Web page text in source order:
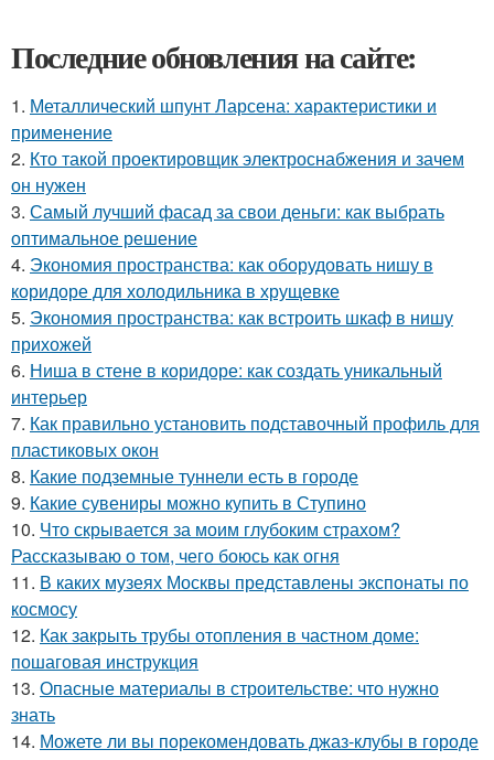
Последние обновления на сайте:
1. Металлический шпунт Ларсена: характеристики и
применение
2. Кто такой проектировщик электроснабжения и зачем
он нужен
3. Самый лучший фасад за свои деньги: как выбрать
оптимальное решение
4. Экономия пространства: как оборудовать нишу в
коридоре для холодильника в хрущевке
5. Экономия пространства: как встроить шкаф в нишу
прихожей
6. Ниша в стене в коридоре: как создать уникальный
интерьер
7. Как правильно установить подставочный профиль для
пластиковых окон
8. Какие подземные туннели есть в городе
9. Какие сувениры можно купить в Ступино
10. Что скрывается за моим глубоким страхом?
Рассказываю о том, чего боюсь как огня
11. В каких музеях Москвы представлены экспонаты по
космосу
12. Как закрыть трубы отопления в частном доме:
пошаговая инструкция
13. Опасные материалы в строительстве: что нужно
знать
14. Можете ли вы порекомендовать джаз-клубы в городе